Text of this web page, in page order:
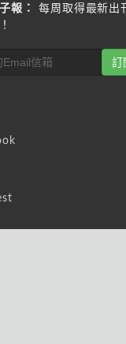
報：
每周取得最新出
訂